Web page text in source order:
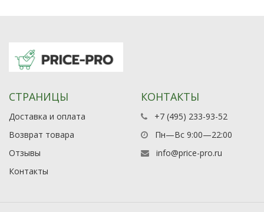
СТРАНИЦЫ
Доставка и оплата
Возврат товара
Отзывы
Контакты
КОНТАКТЫ
+7 (495) 233-93-52
Пн—Вс 9:00—22:00
info@price-pro.ru